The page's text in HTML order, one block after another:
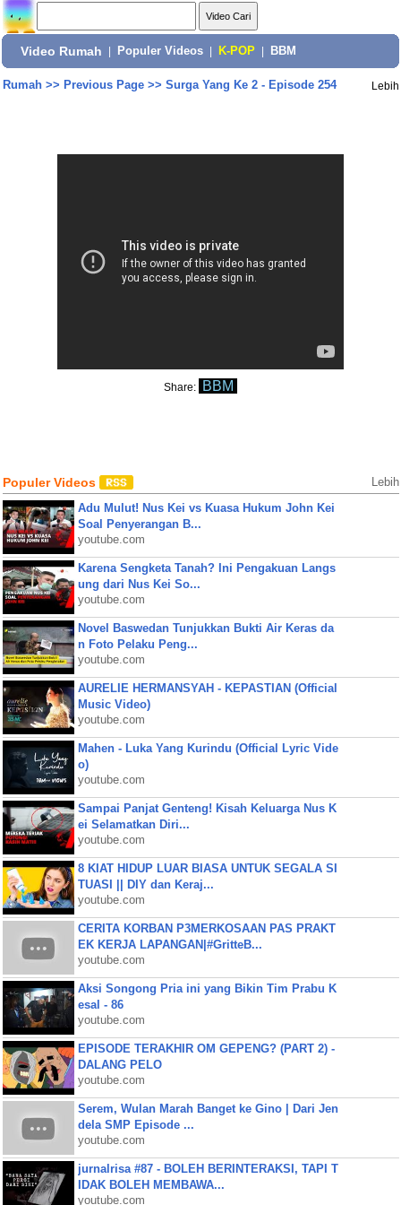
Video Rumah Populer Videos K-POP BBM
Rumah>> Previous Page>> Surga Yang Ke 2 - Episode 254 Lebih
Share: BBM
Populer Videos Lebih
Adu Mulut! Nus Kei vs Kuasa Hukum John Kei
Soal Penyerangan B...
youtube.com
Karena Sengketa Tanah? Ini Pengakuan Langs
ung dari Nus Kei So...
youtube.com
Novel Baswedan Tunjukkan Bukti Air Keras da
n Foto Pelaku Peng...
youtube.com
AURELIE HERMANSYAH - KEPASTIAN (Official
Music Video)
youtube.com
Mahen - Luka Yang Kurindu (Official Lyric Vide
o)
youtube.com
Sampai Panjat Genteng! Kisah Keluarga Nus K
ei Selamatkan Diri...
youtube.com
8 KIAT HIDUP LUAR BIASA UNTUK SEGALA SI
TUASI || DIY dan Keraj...
youtube.com
CERITA KORBAN P3MERKOSAAN PAS PRAKT
EK KERJA LAPANGAN|#GritteB...
youtube.com
Aksi Songong Pria ini yang Bikin Tim Prabu K
esal - 86
youtube.com
EPISODE TERAKHIR OM GEPENG? (PART 2) -
DALANG PELO
youtube.com
Serem, Wulan Marah Banget ke Gino | Dari Jen
dela SMP Episode ...
youtube.com
jurnalrisa #87 - BOLEH BERINTERAKSI, TAPI T
IDAK BOLEH MEMBAWA...
youtube.com